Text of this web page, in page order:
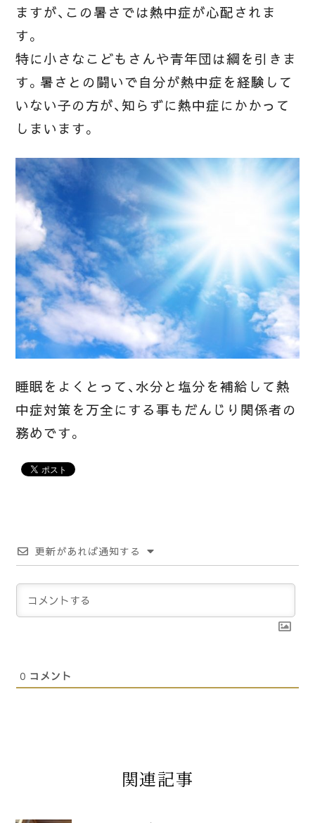
ますが、この暑さでは熱中症が心配されま
す。
特に小さなこどもさんや青年団は綱を引きま
す。暑さとの闘いで自分が熱中症を経験して
いない子の方が、知らずに熱中症にかかって
しまいます。
睡眠をよくとって、水分と塩分を補給して熱
中症対策を万全にする事もだんじり関係者の
務めです。
更新があれば通知する
0 コメント
関連記事